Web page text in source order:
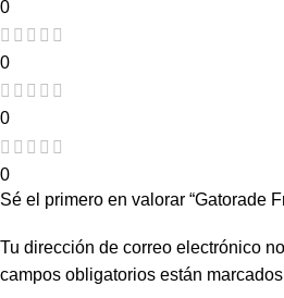
0
0
0
0
Sé el primero en valorar “Gatorade
Tu dirección de correo electrónico
campos obligatorios están